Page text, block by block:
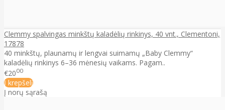
Clemmy spalvingas minkštų kaladėlių rinkinys, 40 vnt., Clementoni,
17878
40 minkštų, plaunamų ir lengvai suimamų „Baby Clemmy“
kaladėlių rinkinys 6–36 mėnesių vaikams. Pagam..
€2000
Į krepšelį
Į norų sąrašą